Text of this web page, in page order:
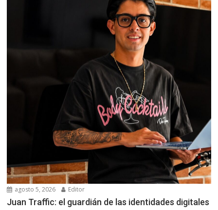
agosto 5, 2026 Editor
Juan Traffic: el guardián de las identidades digitales